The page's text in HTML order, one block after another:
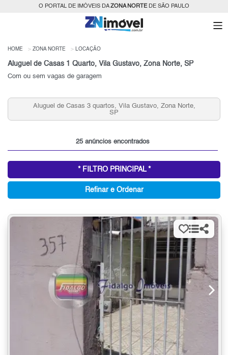
O PORTAL DE IMÓVEIS DAZONA NORTEDE SÃO PAULO
HOME ZONA NORTE LOCAÇÃO
Aluguel de Casas 1 Quarto, Vila Gustavo, Zona Norte, SP
Com ou sem vagas de garagem
Aluguel de Casas 3 quartos, Vila Gustavo, Zona Norte,
SP
25 anúncios encontrados
* FILTRO PRINCIPAL *
Refinar e Ordenar